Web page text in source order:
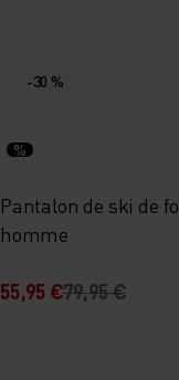
-30 %
%
Pantalon de ski de
homme
55,95 €79,95 €